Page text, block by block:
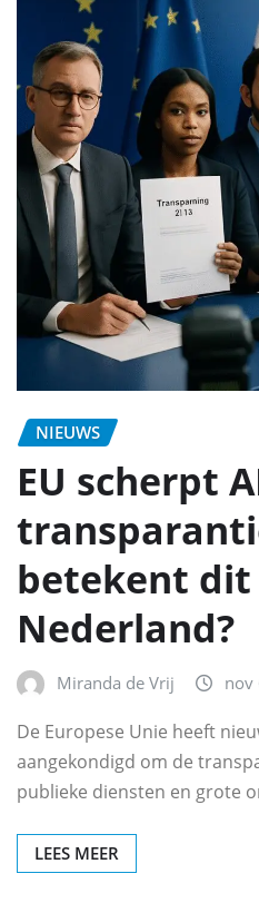
NIEUWS
EU scherpt
betekent
Nederland?
Miranda de Vrij nov
De Europese Unie heeft
aangekondigd om de
publieke diensten en grote
LEES MEER